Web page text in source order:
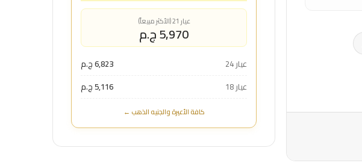
عيار 21 (الأكثر مبيعاً)
5,970 ج.م
عيار 24
6,823 ج.م
عيار 18
5,116 ج.م
كافة الأعيرة والجنيه الذهب ←